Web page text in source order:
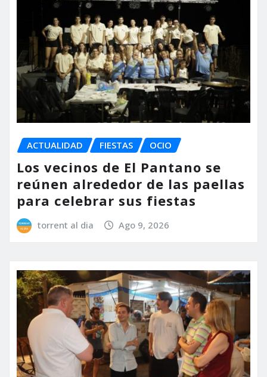
ACTUALIDAD FIESTAS OCIO
Los vecinos de El Pantano se
reúnen alrededor de las paellas
para celebrar sus fiestas
torrent al dia Ago 9, 2026